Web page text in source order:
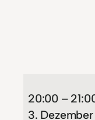
am
Denkmal
20:00 –
3.